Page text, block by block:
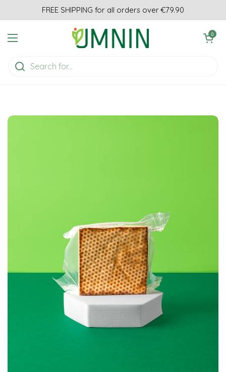
Skip to contentFREE SHIPPING for all orders over €79.90
Open menu
Open cart
0